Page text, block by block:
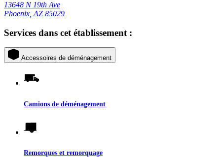
13648 N 19th Ave
Phoenix, AZ 85029
Services dans cet établissement :
Accessoires de déménagement
Camions de déménagement
Remorques et remorquage